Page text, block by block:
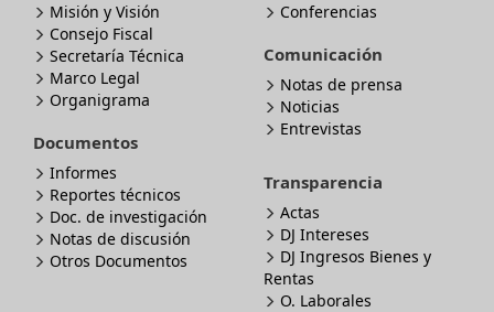
Misión y Visión
Consejo Fiscal
Secretaría Técnica
Marco Legal
Organigrama
Documentos
Informes
Reportes técnicos
Doc. de investigación
Notas de discusión
Otros Documentos
Conferencias
Comunicación
Notas de prensa
Noticias
Entrevistas
Transparencia
Actas
DJ Intereses
DJ Ingresos Bienes y
Rentas
O. Laborales